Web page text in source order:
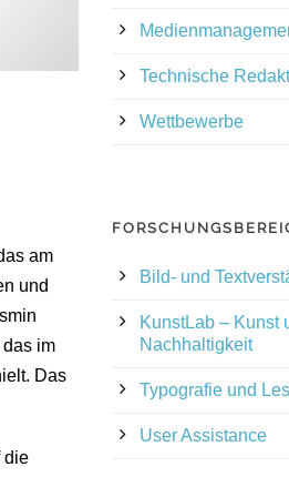
am
und
im
Das
die
Technische
Wettbewerbe
Bild- und
KunstLab – Kunst
Nachhaltigkeit
Typografie und
User Assistance